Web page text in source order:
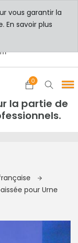
0
la partie de
pour Urne
vous garantir la
En savoir plus